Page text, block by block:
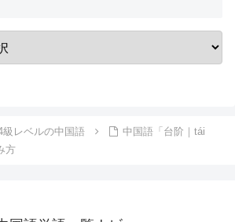
級レベルの中国語
中国語「台阶｜tái
方